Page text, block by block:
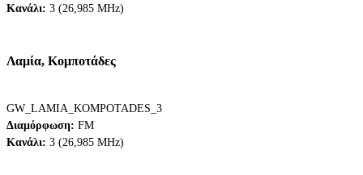
Κανάλι: 3 (26,985 MHz)
Λαμία, Kομποτάδες
GW_LAMIA_KOMPOTADES_3
Διαμόρφωση: FM
Κανάλι: 3 (26,985 MHz)